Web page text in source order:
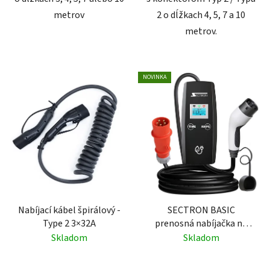
metrov
2 o dĺžkach 4, 5, 7 a 10
metrov.
Nabíjací kábel špirálový -
Type 2 3×32A
Skladom
NOVINKA
SECTRON BASIC
prenosná nabíjačka na
elektromobil 16A (11 kW)
Skladom